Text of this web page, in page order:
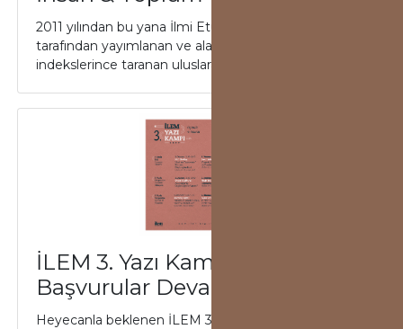
2011 yılından bu yana İlmi Etüdler Derneği (İLEM)
tarafından yayımlanan ve alanında önemli atıf
indekslerince taranan uluslararası hakemli d...
İLEM 3. Yazı Kampı’na
Başvurular Devam Ediyor!
Heyecanla beklenen İLEM 3. Yazı Kampı’na